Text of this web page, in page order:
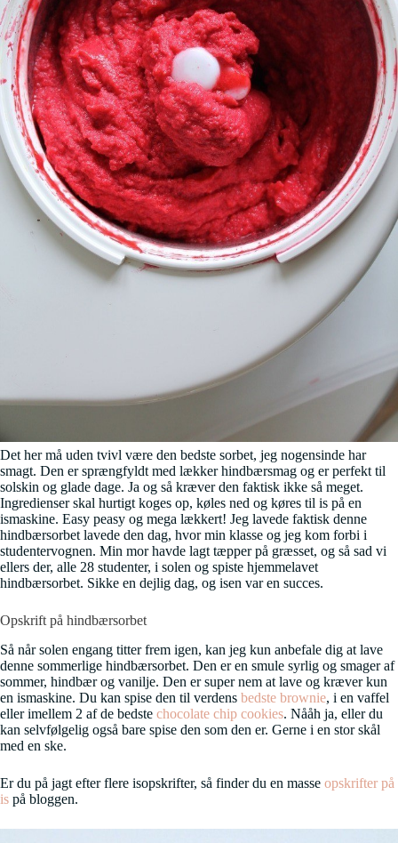
Det her må uden tvivl være den bedste sorbet, jeg nogensinde har
smagt. Den er sprængfyldt med lækker hindbærsmag og er perfekt til
solskin og glade dage. Ja og så kræver den faktisk ikke så meget.
Ingredienser skal hurtigt koges op, køles ned og køres til is på en
ismaskine. Easy peasy og mega lækkert! Jeg lavede faktisk denne
hindbærsorbet lavede den dag, hvor min klasse og jeg kom forbi i
studentervognen. Min mor havde lagt tæpper på græsset, og så sad vi
ellers der, alle 28 studenter, i solen og spiste hjemmelavet
hindbærsorbet. Sikke en dejlig dag, og isen var en succes.
Opskrift på hindbærsorbet
Så når solen engang titter frem igen, kan jeg kun anbefale dig at lave
denne sommerlige hindbærsorbet. Den er en smule syrlig og smager af
sommer, hindbær og vanilje. Den er super nem at lave og kræver kun
en ismaskine. Du kan spise den til verdens bedste brownie, i en vaffel
eller imellem 2 af de bedste chocolate chip cookies. Nååh ja, eller du
kan selvfølgelig også bare spise den som den er. Gerne i en stor skål
med en ske.
Er du på jagt efter flere isopskrifter, så finder du en masse opskrifter på
is på bloggen.